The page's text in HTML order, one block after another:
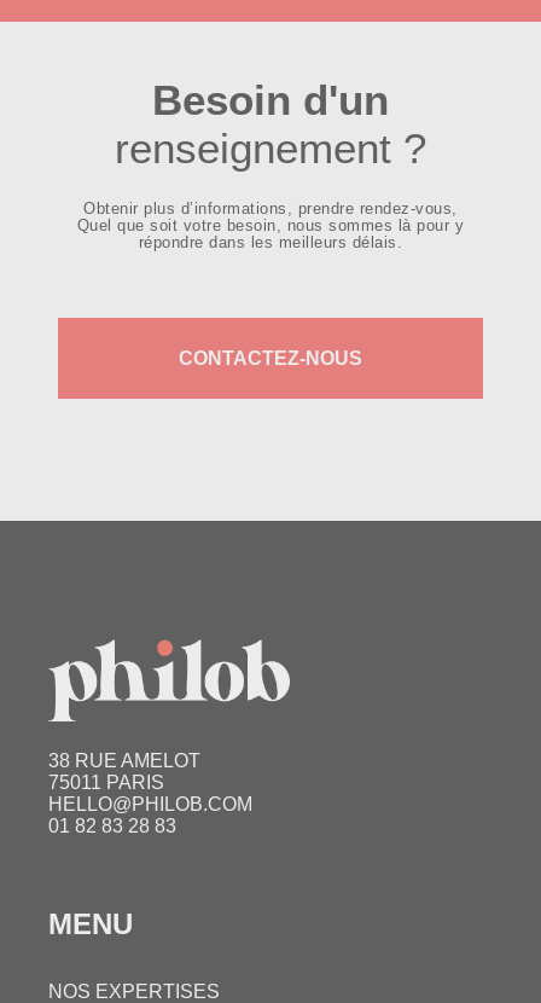
Besoin d'un
renseignement ?
Obtenir plus d’informations, prendre rendez-vous,
Quel que soit votre besoin, nous sommes là pour y
répondre dans les meilleurs délais.
CONTACTEZ-NOUS
38 RUE AMELOT
75011 PARIS
HELLO@PHILOB.COM
01 82 83 28 83
MENU
NOS EXPERTISES